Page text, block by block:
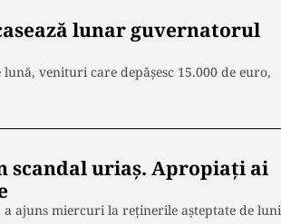
lunar guvernatorul
venituri care depășesc 15.000 de euro,
uriaș. Apropiați ai
ajuns miercuri la reținerile așteptate de luni